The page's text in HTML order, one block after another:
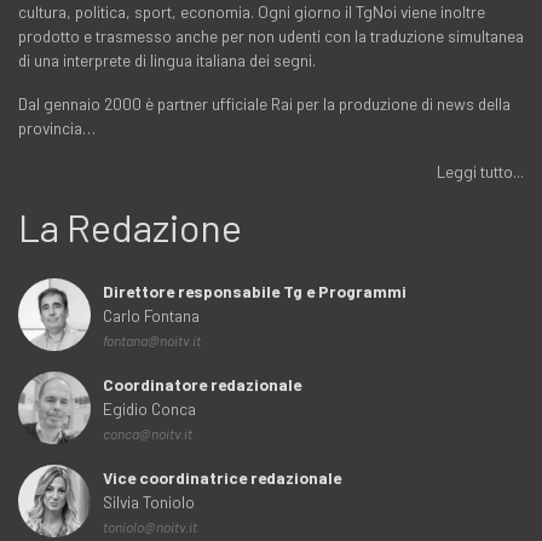
cultura, politica, sport, economia. Ogni giorno il TgNoi viene inoltre
prodotto e trasmesso anche per non udenti con la traduzione simultanea
di una interprete di lingua italiana dei segni.
Dal gennaio 2000 è partner ufficiale Rai per la produzione di news della
provincia…
Leggi tutto...
La Redazione
Direttore responsabile Tg e Programmi
Carlo Fontana
fontana@noitv.it
Coordinatore redazionale
Egidio Conca
conca@noitv.it
Vice coordinatrice redazionale
Silvia Toniolo
toniolo@noitv.it